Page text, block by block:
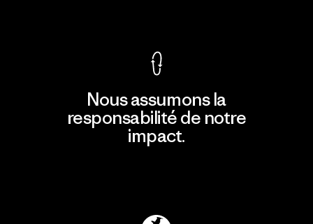
Nous assumons la
responsabilité de notre
impact.